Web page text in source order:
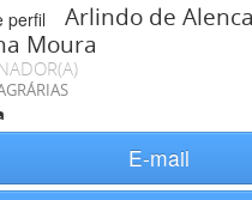
Arlindo de
Moura
E-mail